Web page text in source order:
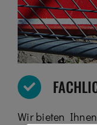
Wir bieten